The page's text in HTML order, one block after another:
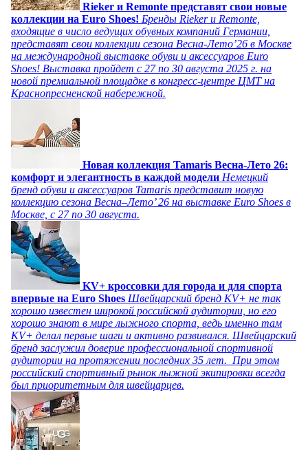
Rieker и Remonte представят свои новые
коллекции на Euro Shoes! Бренды Rieker и Remonte,
входящие в число ведущих обувных компаний Германии,
представят свои коллекции сезона Весна-Лето’26 в Москве
на международной выставке обуви и аксессуаров Euro
Shoes! Выставка пройдет c 27 по 30 августа 2025 г. на
новой премиальной площадке в конгресс-центре ЦМТ на
Краснопресненской набережной.
Новая коллекция Tamaris Весна-Лето 26:
комфорт и элегантность в каждой модели Немецкий
бренд обуви и аксессуаров Tamaris представит новую
коллекцию сезона Весна–Лето’ 26 на выставке Euro Shoes в
Москве, с 27 по 30 августа.
KV+ кроссовки для города и для спорта
впервые на Euro Shoes Швейцарский бренд KV+ не так
хорошо известен широкой российской аудитории, но его
хорошо знают в мире лыжного спорта, ведь именно там
KV+ делал первые шаги и активно развивался. Швейцарский
бренд заслужил доверие профессиональной спортивной
аудитории на протяжении последних 35 лет. При этом
российский спортивный рынок лыжной экипировки всегда
был приоритетным для швейцарцев.